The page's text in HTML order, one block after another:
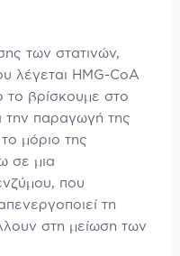
των στατινών,
λέγεται HMG-CoA
βρίσκουμε στο
την παραγωγή της
μόριο της
σε μια
που
τη
στη μείωση των